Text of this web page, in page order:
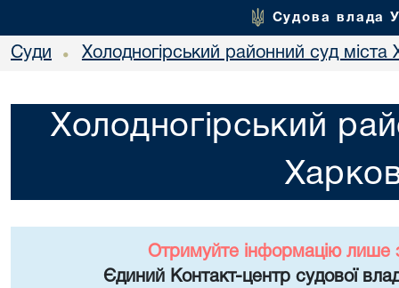
Судова влада
Суди • Холодногірський районний суд міста
Холодногірський
Отримуйте інформацію лише
Єдиний Контакт-центр судової